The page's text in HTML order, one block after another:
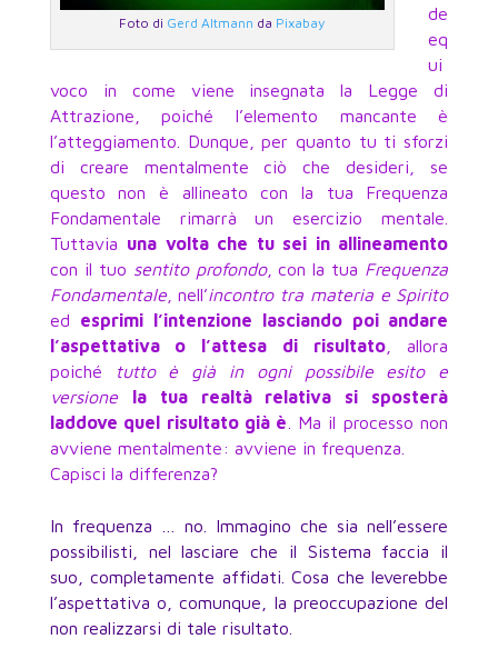
Foto di Gerd Altmann da Pixabay
de
eq
ui
voco in come viene insegnata la Legge di
Attrazione, poiché l’elemento mancante è
l’atteggiamento. Dunque, per quanto tu ti sforzi
di creare mentalmente ciò che desideri, se
questo non è allineato con la tua Frequenza
Fondamentale rimarrà un esercizio mentale.
Tuttavia una volta che tu sei in allineamento
con il tuo sentito profondo, con la tua Frequenza
Fondamentale, nell’incontro tra materia e Spirito
ed esprimi l’intenzione lasciando poi andare
l’aspettativa o l’attesa di risultato, allora
poiché
tutto è già in ogni possibile esito e
versione
la tua realtà relativa si sposterà
laddove quel risultato già è . Ma il processo non
avviene mentalmente: avviene in frequenza.
Capisci la differenza?
In frequenza … no. Immagino che sia nell’essere
possibilisti, nel lasciare che il Sistema faccia il
suo, completamente affidati. Cosa che leverebbe
l’aspettativa o, comunque, la preoccupazione del
non realizzarsi di tale risultato.